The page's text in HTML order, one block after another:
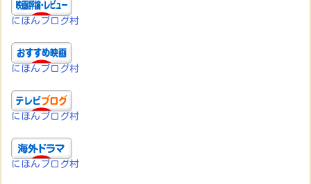
にほんブログ村
にほんブログ村
にほんブログ村
にほんブログ村